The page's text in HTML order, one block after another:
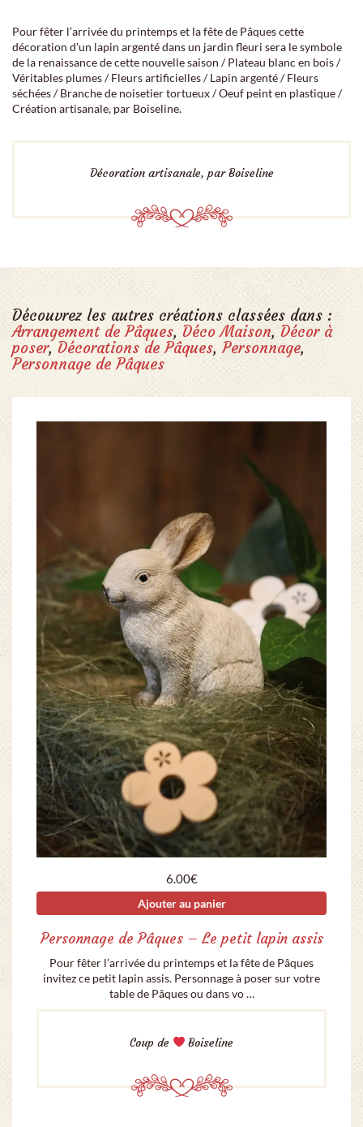
Pour fêter l’arrivée du printemps et la fête de Pâques cette
décoration d'un lapin argenté dans un jardin fleuri sera le symbole
de la renaissance de cette nouvelle saison / Plateau blanc en bois /
Véritables plumes / Fleurs artificielles / Lapin argenté / Fleurs
séchées / Branche de noisetier tortueux / Oeuf peint en plastique /
Création artisanale, par Boiseline.
Décoration artisanale, par Boiseline
Découvrez les autres créations classées dans :
Arrangement de Pâques, Déco Maison, Décor à
poser, Décorations de Pâques,Personnage,
Personnage de Pâques
6.00€
Ajouter au panier
Personnage de Pâques – Le petit lapin assis
Pour fêter l’arrivée du printemps et la fête de Pâques
invitez ce petit lapin assis. Personnage à poser sur votre
table de Pâques ou dans vo …
Coup de Boiseline